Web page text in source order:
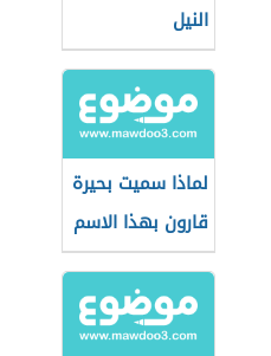
النيل
لماذا سميت بحيرة
قارون بهذا الاسم